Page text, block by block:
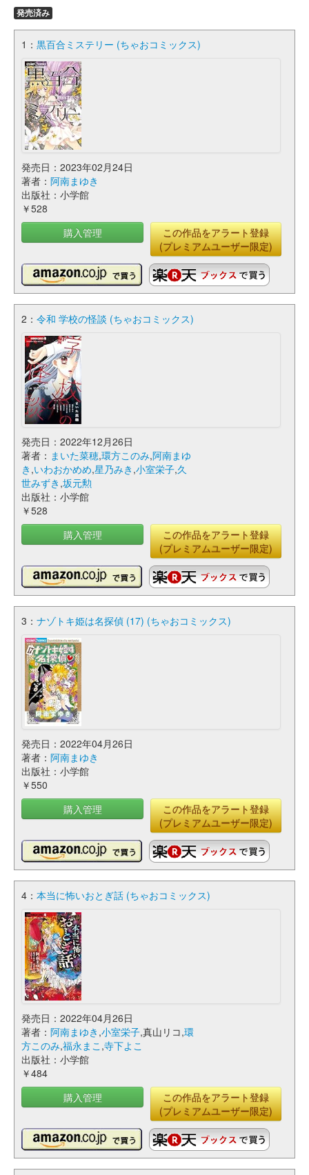
発売済み
1： 黒百合ミステリー (ちゃおコミックス)
発売日：2023年02月24日
著者： 阿南まゆき
出版社：小学館
￥528
購入管理
この作品をアラート登録
(プレミアムユーザー限定)
2： 令和 学校の怪談 (ちゃおコミックス)
発売日：2022年12月26日
著者： まいた菜穂,環方このみ,阿南まゆ
き ,いわおかめめ,星乃みき ,小室栄子,久
世みずき ,坂元勲
出版社：小学館
￥528
購入管理
この作品をアラート登録
(プレミアムユーザー限定)
3： ナゾトキ姫は名探偵 (17) (ちゃおコミックス)
発売日：2022年04月26日
著者： 阿南まゆき
出版社：小学館
￥550
購入管理
この作品をアラート登録
(プレミアムユーザー限定)
4： 本当に怖いおとぎ話 (ちゃおコミックス)
発売日：2022年04月26日
著者： 阿南まゆき ,小室栄子,真山リコ,環
方このみ,福永まこ ,寺下よこ
出版社：小学館
￥484
購入管理
この作品をアラート登録
(プレミアムユーザー限定)